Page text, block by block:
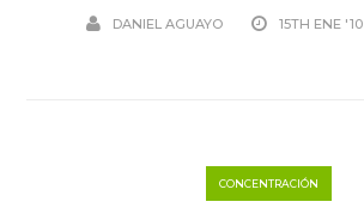
DANIEL AGUAYO 15TH ENE '10
CONCENTRACIÓN